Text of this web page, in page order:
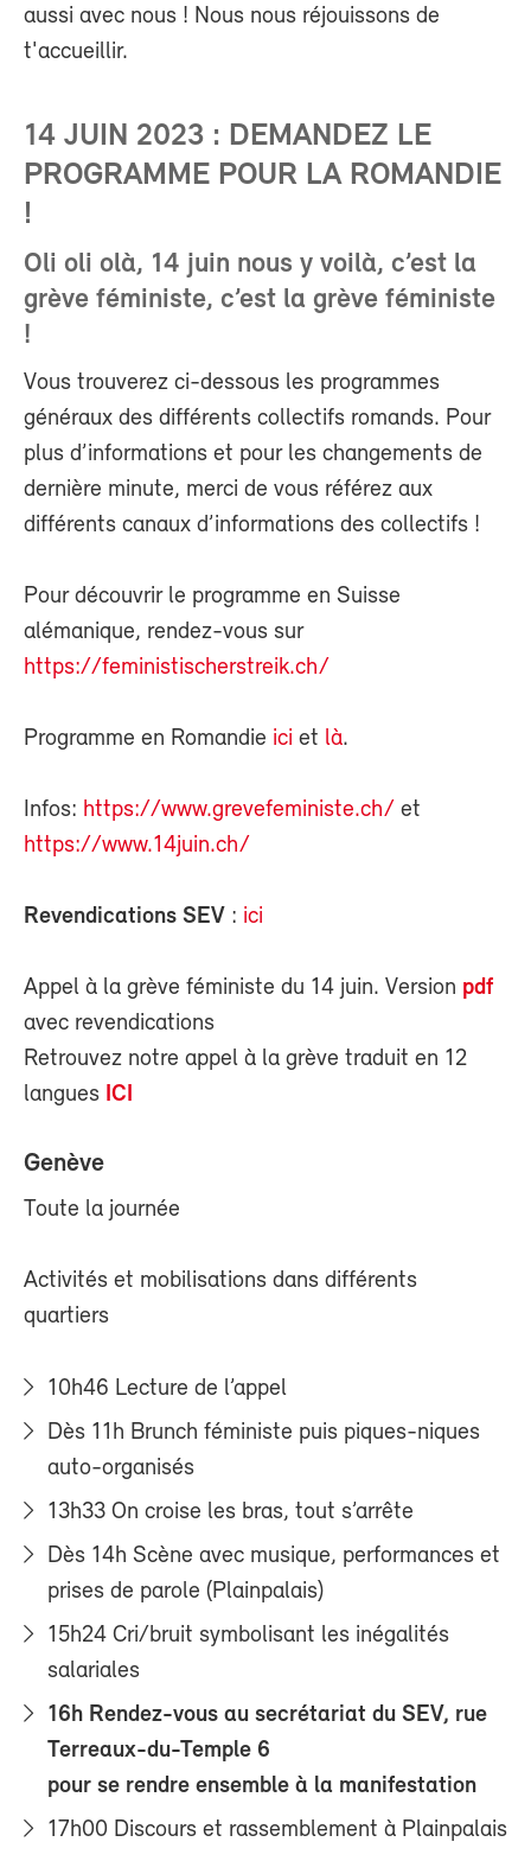
aussi avec nous ! Nous nous réjouissons de
t'accueillir.
14 JUIN 2023 : DEMANDEZ LE
PROGRAMME POUR LA ROMANDIE
!
Oli oli olà, 14 juin nous y voilà, c’est la
grève féministe, c’est la grève féministe
!
Vous trouverez ci-dessous les programmes
généraux des différents collectifs romands. Pour
plus d’informations et pour les changements de
dernière minute, merci de vous référez aux
différents canaux d’informations des collectifs !
Pour découvrir le programme en Suisse
alémanique, rendez-vous sur
https://feministischerstreik.ch/
Programme en Romandie ici et là.
Infos: https://www.grevefeministe.ch/ et
https://www.14juin.ch/
Revendications SEV : ici
Appel à la grève féministe du 14 juin. Version pdf
avec revendications
Retrouvez notre appel à la grève traduit en 12
langues ICI
Genève
Toute la journée
Activités et mobilisations dans différents
quartiers
10h46 Lecture de l’appel
Dès 11h Brunch féministe puis piques-niques
auto-organisés
13h33 On croise les bras, tout s’arrête
Dès 14h Scène avec musique, performances et
prises de parole (Plainpalais)
15h24 Cri/bruit symbolisant les inégalités
salariales
16h Rendez-vous au secrétariat du SEV, rue
Terreaux-du-Temple 6
pour se rendre ensemble à la manifestation
17h00 Discours et rassemblement à Plainpalais